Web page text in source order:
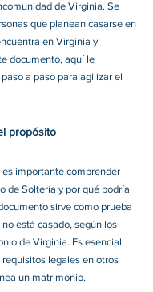
de Virginia. Se
que planean casarse en
en Virginia y
documento, aquí le
a paso para agilizar el
propósito
importante comprender
de Soltería y por qué podría
sirve como prueba
está casado, según los
de Virginia. Es esencial
legales en otros
un matrimonio.